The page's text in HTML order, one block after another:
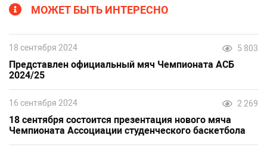
МОЖЕТ БЫТЬ ИНТЕРЕСНО
18 сентября 2024 5 803
Представлен официальный мяч Чемпионата АСБ
2024/25
16 сентября 2024 2 269
18 сентября состоится презентация нового мяча
Чемпионата Ассоциации студенческого баскетбола